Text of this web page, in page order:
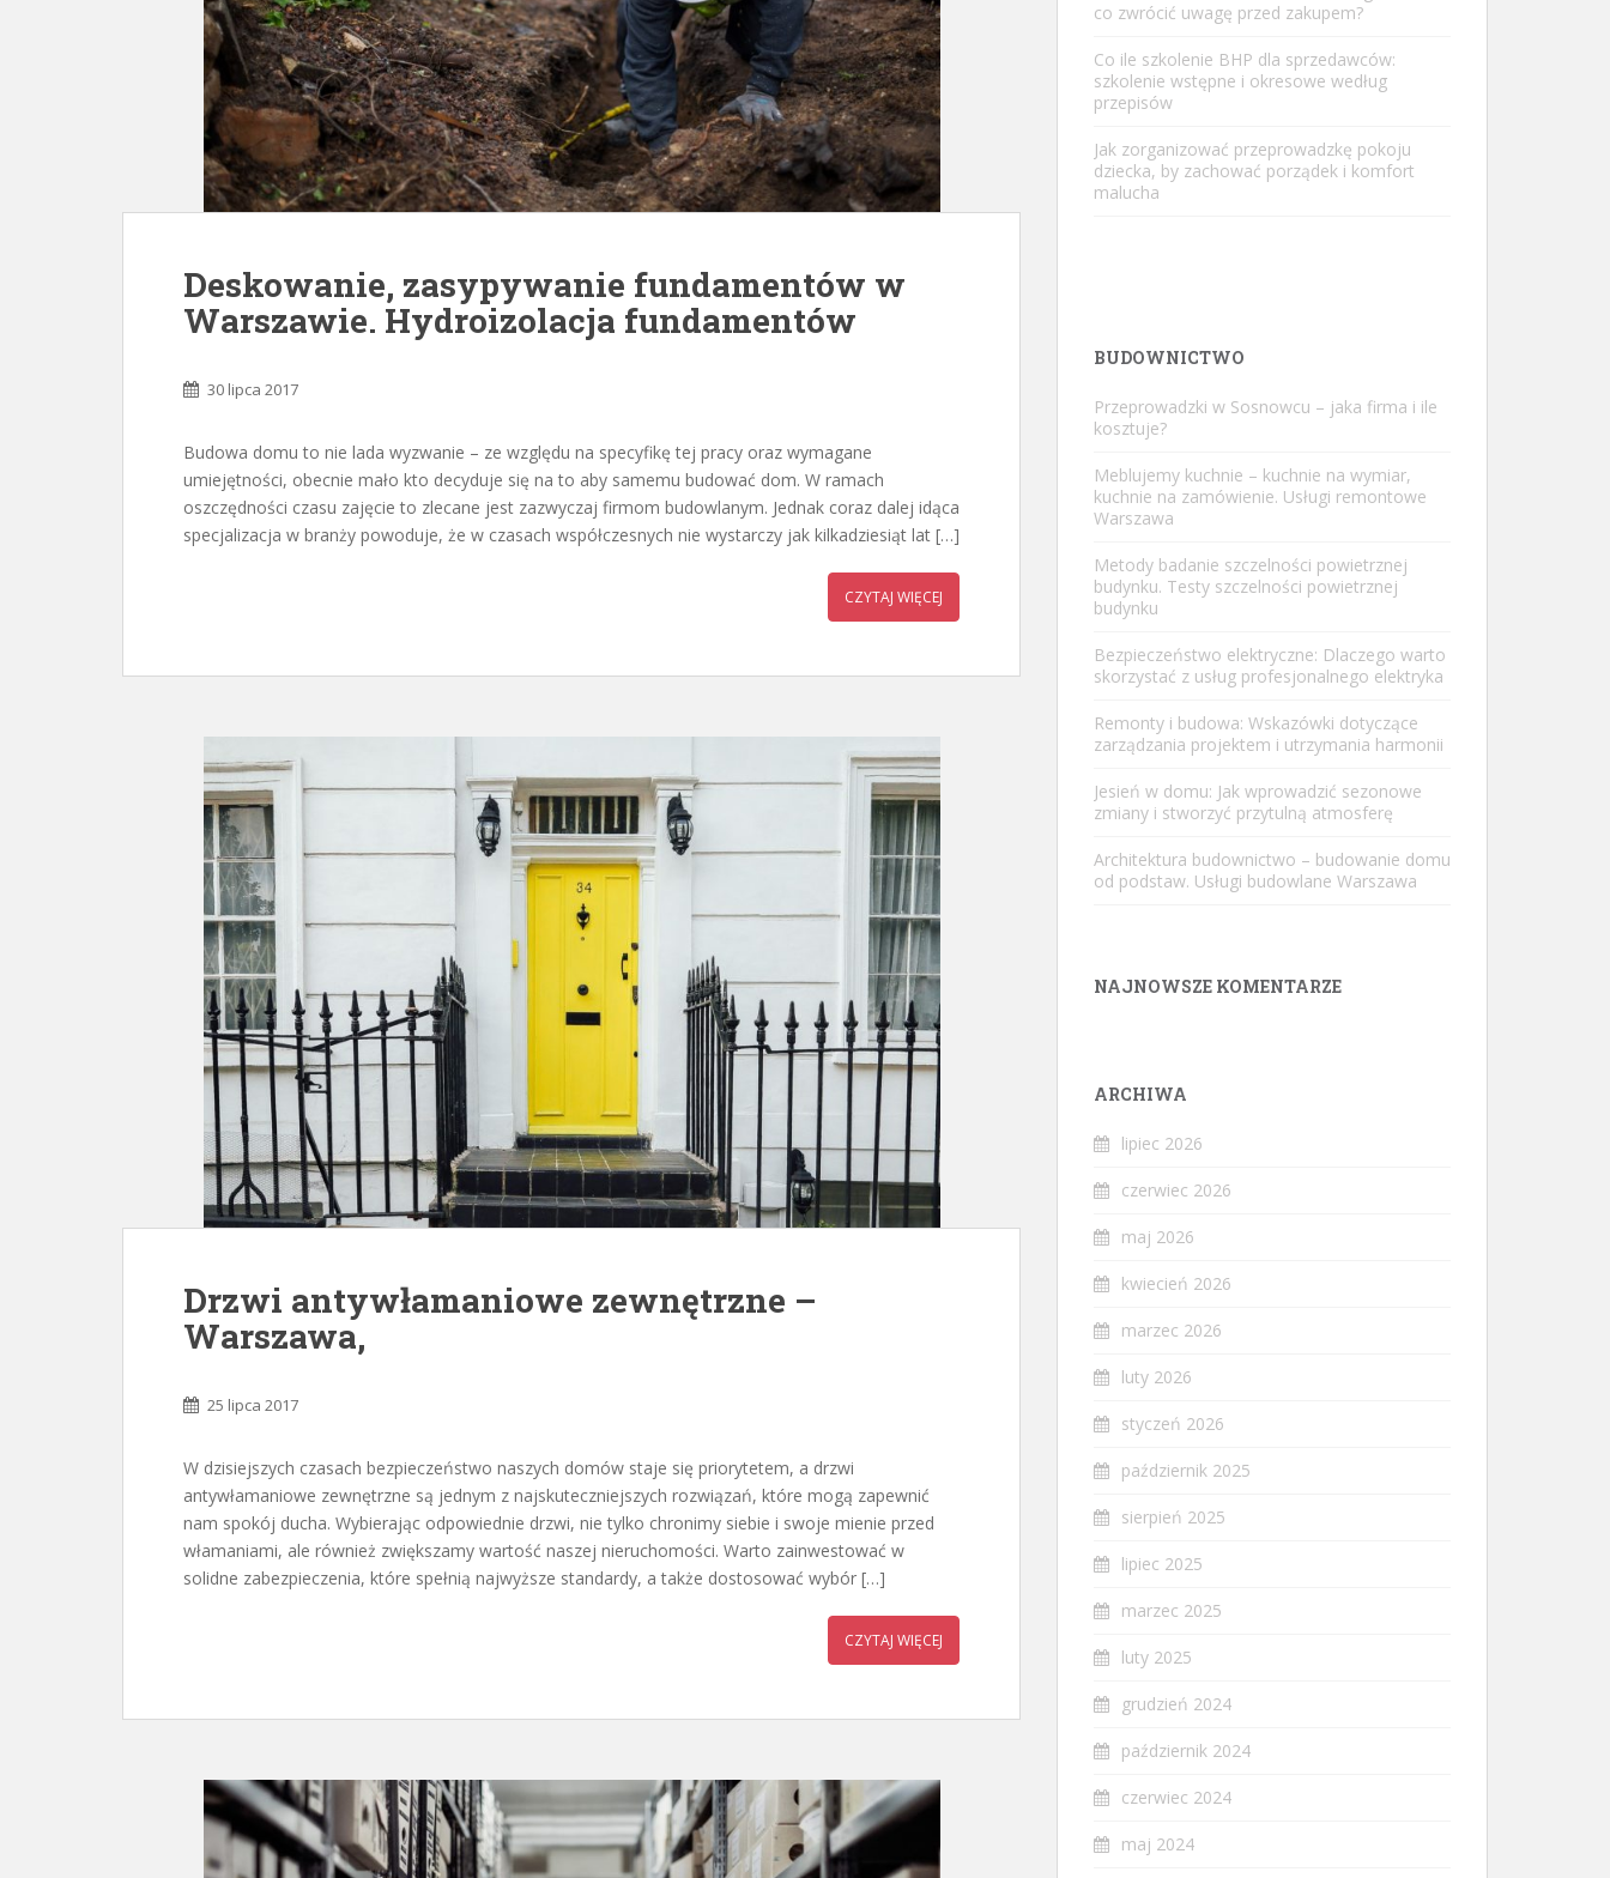
Deskowanie, zasypywanie fundamentów w
Warszawie. Hydroizolacja fundamentów
30 lipca 2017
Budowa domu to nie lada wyzwanie – ze względu na specyfikę tej pracy oraz wymagane
umiejętności, obecnie mało kto decyduje się na to aby samemu budować dom. W ramach
oszczędności czasu zajęcie to zlecane jest zazwyczaj firmom budowlanym. Jednak coraz dalej idąca
specjalizacja w branży powoduje, że w czasach współczesnych nie wystarczy jak kilkadziesiąt lat […]
CZYTAJ WIĘCEJ
Drzwi antywłamaniowe zewnętrzne –
Warszawa,
25 lipca 2017
W dzisiejszych czasach bezpieczeństwo naszych domów staje się priorytetem, a drzwi
antywłamaniowe zewnętrzne są jednym z najskuteczniejszych rozwiązań, które mogą zapewnić
nam spokój ducha. Wybierając odpowiednie drzwi, nie tylko chronimy siebie i swoje mienie przed
włamaniami, ale również zwiększamy wartość naszej nieruchomości. Warto zainwestować w
solidne zabezpieczenia, które spełnią najwyższe standardy, a także dostosować wybór […]
CZYTAJ WIĘCEJ
co zwrócić uwagę przed zakupem?
Co ile szkolenie BHP dla sprzedawców:
szkolenie wstępne i okresowe według
przepisów
Jak zorganizować przeprowadzkę pokoju
dziecka, by zachować porządek i komfort
malucha
BUDOWNICTWO
Przeprowadzki w Sosnowcu – jaka firma i ile
kosztuje?
Meblujemy kuchnie – kuchnie na wymiar,
kuchnie na zamówienie. Usługi remontowe
Warszawa
Metody badanie szczelności powietrznej
budynku. Testy szczelności powietrznej
budynku
Bezpieczeństwo elektryczne: Dlaczego warto
skorzystać z usług profesjonalnego elektryka
Remonty i budowa: Wskazówki dotyczące
zarządzania projektem i utrzymania harmonii
Jesień w domu: Jak wprowadzić sezonowe
zmiany i stworzyć przytulną atmosferę
Architektura budownictwo – budowanie domu
od podstaw. Usługi budowlane Warszawa
NAJNOWSZE KOMENTARZE
ARCHIWA
lipiec 2026
czerwiec 2026
maj 2026
kwiecień 2026
marzec 2026
luty 2026
styczeń 2026
październik 2025
sierpień 2025
lipiec 2025
marzec 2025
luty 2025
grudzień 2024
październik 2024
czerwiec 2024
maj 2024